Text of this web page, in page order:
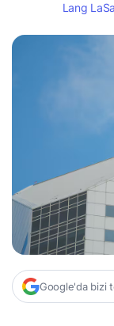
Lang
Google'da bizi